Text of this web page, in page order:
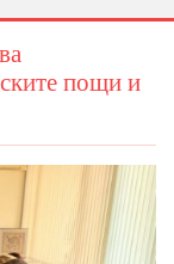
пощи и